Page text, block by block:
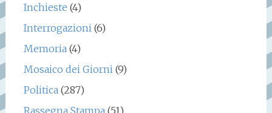
Inchieste (4)
Interrogazioni (6)
Memoria (4)
Mosaico dei Giorni (9)
Politica (287)
Rassegna Stampa (51)